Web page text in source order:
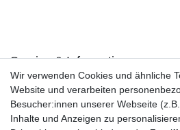
Service & Informationen
Kontakt
Retouren
Widerrufsrecht
Widerrufs­formular
Wir verwenden Cookies und ähnliche
Website und verarbeiten
Besucher:innen unserer Webseite
Inhalte und Anzeigen zu